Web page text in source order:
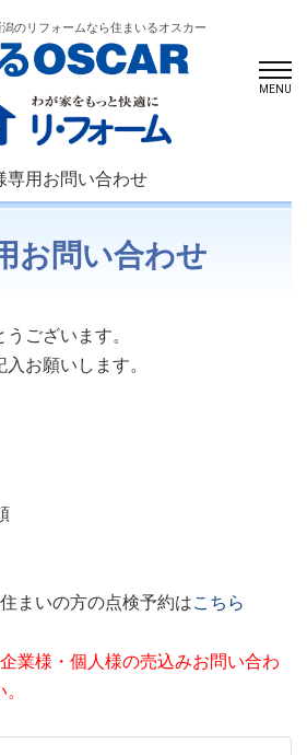
のリフォームなら住まいるオスカー
MENU
専用お問い合わせ
お問い合わせ
ございます。
お願いします。
まいの方の点検予約はこちら
業様・個人様の売込みお問い合わ